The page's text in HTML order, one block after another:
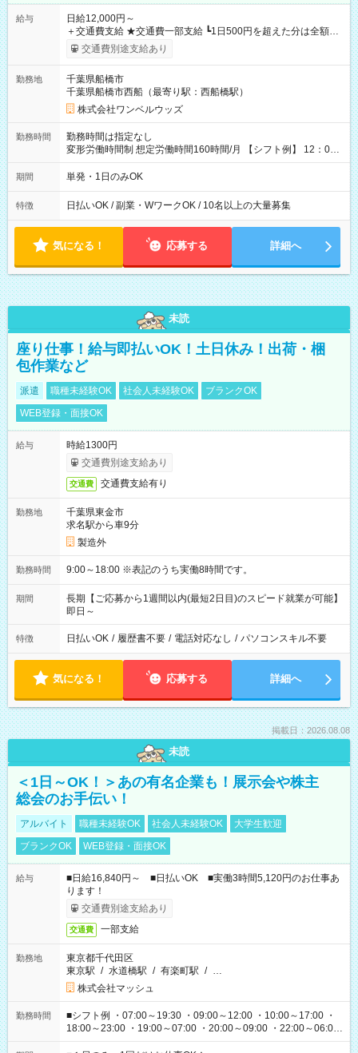
給与
日給12,000円～
＋交通費支給 ★交通費一部支給 ┗1日500円を超えた分は全額支
給！ ※往復500円以内の方は自己負担となります ★日払いOK！
（規定あり） ┗働いたその日に現金GET♪ お仕事後はコンビニ
なし
交通費別途支給あり
勤務地
千葉県船橋市
千葉県船橋市西船（最寄り駅：西船橋駅）
株式会社ワンベルウッズ
勤務時間
勤務時間は指定なし
変形労働時間制 想定労働時間160時間/月 【シフト例】 12：00
～22：00
期間 単発・1日のみOK
特徴 日払いOK / 副業・WワークOK / 10名以上の大量募集
気になる！ 応募する 詳細へ
未読
座り仕事！給与即払いOK！土日休み！出荷・梱
包作業など
派遣 職種未経験OK 社会人未経験OK
ブランクOK
WEB登録・面接OK
給与
時給1300円
交通費別途支給あり
交通費 交通費支給有り
勤務地
千葉県東金市
求名駅から車9分
製造外
勤務時間 9:00～18:00 ※表記のうち実働8時間です。
期間
長期【ご応募から1週間以内(最短2日目)のスピード就業が可能】
即日～
特徴 日払いOK / 履歴書不要 / 電話対応なし / パソコンスキル不要
気になる！ 応募する 詳細へ
掲載日：2026.08.08
未読
＜1日～OK！＞あの有名企業も！展示会や株主
総会のお手伝い！
アルバイト 職種未経験OK 社会人未経験OK
大学生歓迎
ブランクOK
WEB登録・面接OK
給与
■日給16,840円～ ■日払いOK ■実働3時間5,120円のお仕事あ
ります！
交通費別途支給あり
交通費 一部支給
勤務地
東京都千代田区
東京駅 / 水道橋駅 / 有楽町駅 / …
株式会社マッシュ
勤務時間
■シフト例 ・07:00～19:30 ・09:00～12:00 ・10:00～17:00 ・
18:00～23:00 ・19:00～07:00 ・20:00～09:00 ・22:00～06:00
etc ★最短で3時間で5,120円のお仕事から 15時間で2万円近く稼